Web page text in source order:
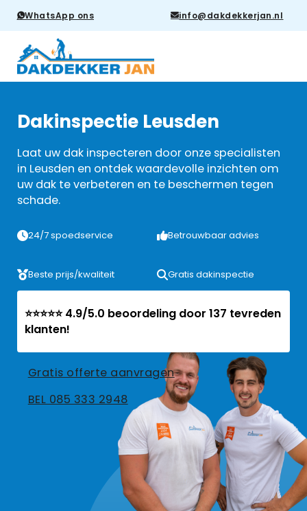
WhatsApp ons info@dakdekkerjan.nl
Dakinspectie Leusden
Laat uw dak inspecteren door onze specialisten
in Leusden en ontdek waardevolle inzichten om
uw dak te verbeteren en te beschermen tegen
schade.
24/7 spoedservice Betrouwbaar advies
Beste prijs/kwaliteit Gratis dakinspectie
⭐⭐⭐⭐⭐ 4.9/5.0 beoordeling door 137 tevreden
klanten!
Gratis offerte aanvragen
BEL 085 333 2948